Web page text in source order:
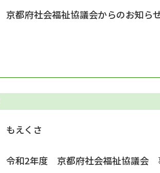
京都府社会福祉協議会からのお知ら
もえくさ
令和2年度 京都府社会福祉協議会